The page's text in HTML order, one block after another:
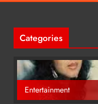
Categories
Entertainment